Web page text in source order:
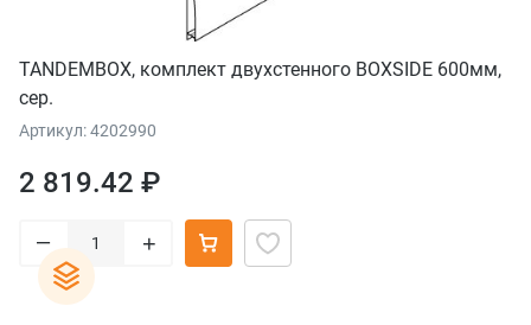
TANDEMBOX, комплект двухстенного BOXSIDE 600мм,
сер.
Артикул: 4202990
2 819.42 ₽
– +